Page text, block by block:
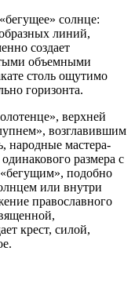
солнце:
линий,
создает
объемными
столь ощутимо
горизонта.
верхней
возглавившим
народные мастера-
размера с
подобно
или внутри
православного
крест, силой,